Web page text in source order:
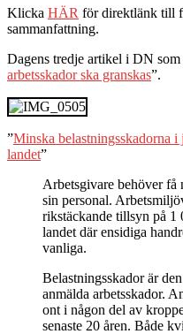
Klicka HÄR för direktlänk till
sammanfattning.
Dagens tredje artikel i DN
arbetsskador ska granskas”.
”Minska belastningsskadorna
landet”
Arbetsgivare behöver få
sin personal.
rikstäckande tillsyn på 1
landet där ensidiga
vanliga.
Belastningsskador är
anmälda arbetsskador.
ont i någon del av
senaste 20 åren. Både